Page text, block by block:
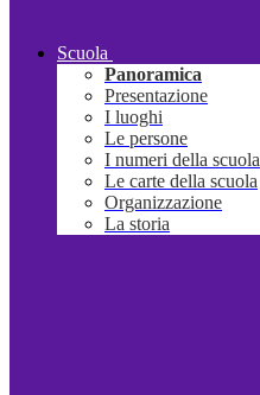
Scuola
Panoramica
Presentazione
I luoghi
Le persone
I numeri della scuola
Le carte della scuola
Organizzazione
La storia